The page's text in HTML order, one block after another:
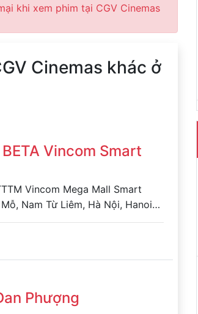
khi xem phim tại CGV Cinemas
Cinemas khác ở
BETA Vincom Smart
Vincom Mega Mall Smart
Nam Từ Liêm, Hà Nội, Hanoi
Phượng